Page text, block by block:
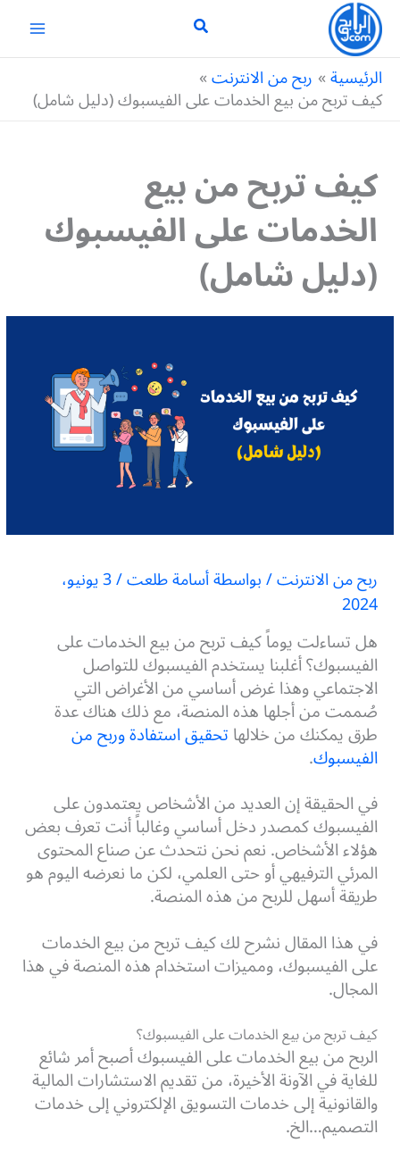
تخطي
المحتوى
الرئيسية ربح من الانترنت
كيف تربح من بيع الخدمات على الفيسبوك (دليل شامل)
كيف تربح من بيع
الخدمات على الفيسبوك
(دليل شامل)
ربح من الانترنت/ بواسطةأسامة طلعت/ 3 يونيو،
2024
هل تساءلت يوماً كيف تربح من بيع الخدمات على
الفيسبوك؟ أغلبنا يستخدمالفيسبوك للتواصل
الاجتماعيوهذا غرض أساسي من الأغراض التي
صُممت من أجلها هذه المنصة، مع ذلك هناك عدة
طرق يمكنك من خلالهاتحقيق استفادة وربح من
الفيسبوك.
في الحقيقة إن العديد من الأشخاص يعتمدون على
الفيسبوك كمصدر دخل أساسي وغالباً أنت تعرف بعض
هؤلاء الأشخاص. نعم نحن نتحدث عن صناع المحتوى
المرئي الترفيهي أو حتى العلمي، لكن ما نعرضه اليوم هو
طريقة أسهل للربح من هذه المنصة.
في هذا المقال نشرح لك كيف تربح من بيع الخدمات
على الفيسبوك، ومميزات استخدام هذه المنصة في هذا
المجال.
كيف تربح من بيع الخدمات على الفيسبوك؟
الربح من بيع الخدمات على الفيسبوك أصبح أمر شائع
للغاية في الآونة الأخيرة، من تقديم الاستشارات المالية
والقانونية إلى خدمات التسويق الإلكتروني إلى خدمات
التصميم…الخ.